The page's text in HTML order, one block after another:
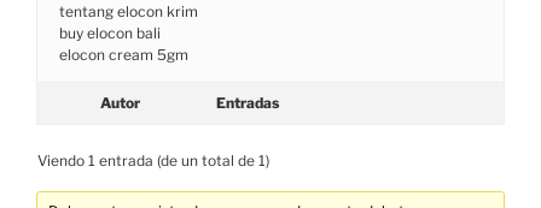
tentang elocon krim
buy elocon bali
elocon cream 5gm
Autor Entradas
Viendo 1 entrada (de un total de 1)